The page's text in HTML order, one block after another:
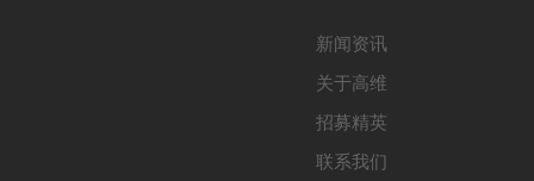
新闻资讯
关于高维
招募精英
联系我们